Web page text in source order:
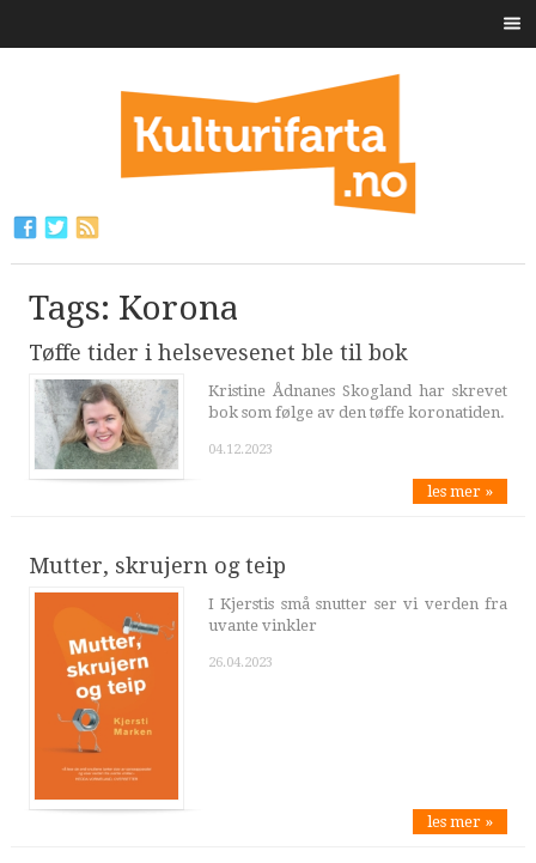
Tags: Korona
Tøffe tider i helsevesenet ble til bok
Kristine Ådnanes Skogland har skrevet
bok som følge av den tøffe koronatiden.
04.12.2023
les mer »
Mutter, skrujern og teip
I Kjerstis små snutter ser vi verden fra
uvante vinkler
26.04.2023
les mer »